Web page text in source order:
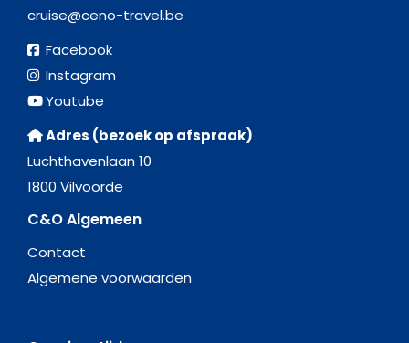
cruise@ceno-travel.be
Facebook
Instagram
Youtube
Adres (bezoek op afspraak)
Luchthavenlaan 10
1800 Vilvoorde
C&O Algemeen
Contact
Algemene voorwaarden